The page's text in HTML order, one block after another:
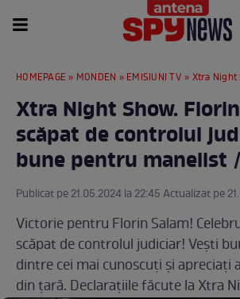
HOMEPAGE » MONDEN » EMISIUNI TV » Xtra Night Show. Florin Salam a
Xtra Night Show.
scăpat de controlul
bune pentru manelist /
Publicat pe 21.05.2024 la 22:45 Actualizat pe
Victorie pentru Florin Salam!
scăpat de controlul judiciar! Vești
dintre cei mai cunoscuți și apreciați
din țară. Declarațiile făcute la Xtra